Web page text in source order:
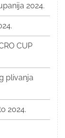
2024.
CUP
plivanja
2024.